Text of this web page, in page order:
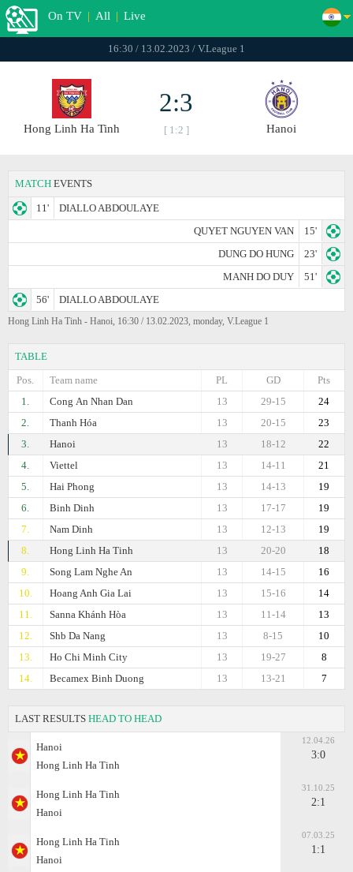
On TV | All | Live
16:30 / 13.02.2023 / V.League 1
Hong Linh Ha Tinh
2:3
[ 1:2 ] Hanoi
MATCH EVENTS
11'
DIALLO ABDOULAYE
QUYET NGUYEN VAN
15'
DUNG DO HUNG
23'
MANH DO DUY
51'
56'
DIALLO ABDOULAYE
Hong Linh Ha Tinh - Hanoi, 16:30 / 13.02.2023, monday, V.League 1
TABLE
Pos.
Team name Pts
GD
PL
1.
Cong Аn Nhan Dan 24
29-15
13
2.
Thanh Hóa 23
20-15
13
3.
Hanoi 22
18-12
13
4.
Viettel 21
14-11
13
5.
Hai Phong 19
14-13
13
6.
Binh Dinh 19
17-17
13
7.
Nam Dinh 19
12-13
13
8.
Hong Linh Ha Tinh 18
20-20
13
9.
Song Lam Nghe An 16
14-15
13
10.
Hoang Anh Gia Lai 14
15-16
13
11.
Sanna Khánh Hòa 13
11-14
13
12.
Shb Da Nang 10
8-15
13
13.
Ho Chi Minh City 8
19-27
13
14.
Becamex Binh Duong 7
13-21
13
LAST RESULTS HEAD TO HEAD
Hanoi
Hong Linh Ha Tinh
12.04.26
3:0
Hong Linh Ha Tinh
Hanoi
31.10.25
2:1
Hong Linh Ha Tinh
Hanoi
07.03.25
1:1